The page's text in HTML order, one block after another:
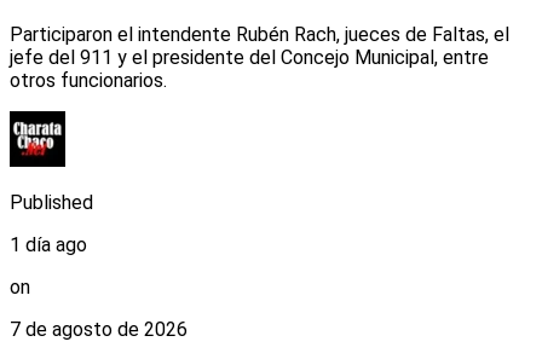
Participaron el intendente Rubén Rach, jueces de Faltas, el
jefe del 911 y el presidente del Concejo Municipal, entre
otros funcionarios.
Published
1 día ago
on
7 de agosto de 2026